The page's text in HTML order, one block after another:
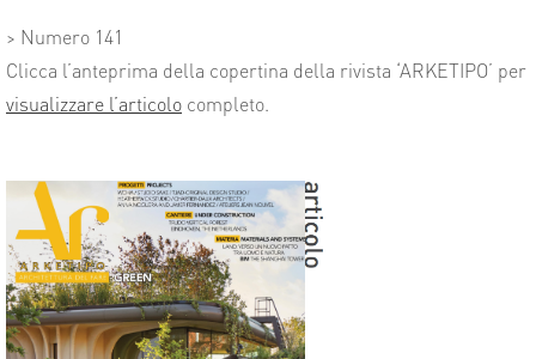
> Numero 141
Clicca l’anteprima della copertina della rivista ‘ARKETIPO’ per
visualizzare l’articolo completo.